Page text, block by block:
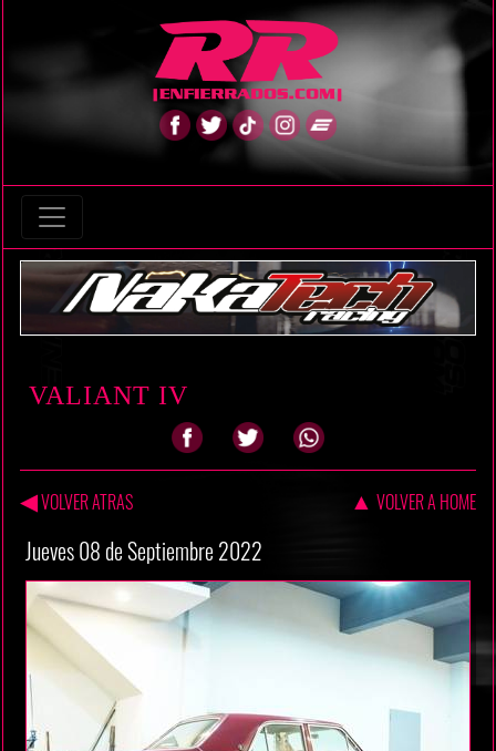
VALIANT IV
◀VOLVER ATRAS ▲ VOLVER A HOME
Jueves 08 de Septiembre 2022